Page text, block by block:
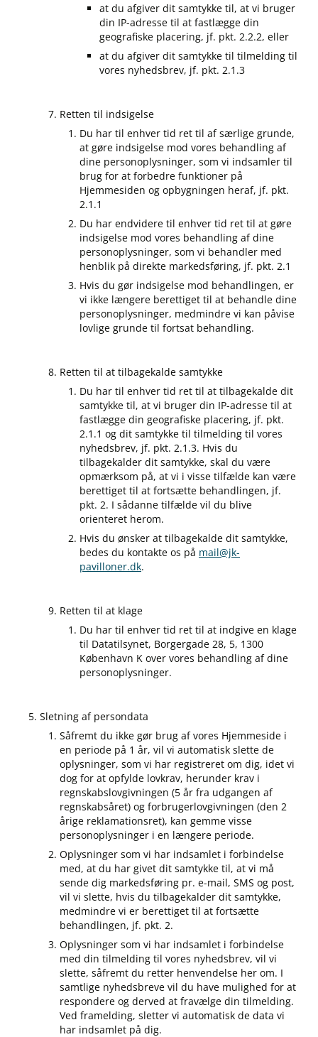
at du afgiver dit samtykke til, at vi bruger
din IP-adresse til at fastlægge din
geografiske placering, jf. pkt. 2.2.2, eller
at du afgiver dit samtykke til tilmelding til
vores nyhedsbrev, jf. pkt. 2.1.3
Retten til indsigelse
Du har til enhver tid ret til af særlige grunde,
at gøre indsigelse mod vores behandling af
dine personoplysninger, som vi indsamler til
brug for at forbedre funktioner på
Hjemmesiden og opbygningen heraf, jf. pkt.
2.1.1
Du har endvidere til enhver tid ret til at gøre
indsigelse mod vores behandling af dine
personoplysninger, som vi behandler med
henblik på direkte markedsføring, jf. pkt. 2.1
Hvis du gør indsigelse mod behandlingen, er
vi ikke længere berettiget til at behandle dine
personoplysninger, medmindre vi kan påvise
lovlige grunde til fortsat behandling.
Retten til at tilbagekalde samtykke
Du har til enhver tid ret til at tilbagekalde dit
samtykke til, at vi bruger din IP-adresse til at
fastlægge din geografiske placering, jf. pkt.
2.1.1 og dit samtykke til tilmelding til vores
nyhedsbrev, jf. pkt. 2.1.3. Hvis du
tilbagekalder dit samtykke, skal du være
opmærksom på, at vi i visse tilfælde kan være
berettiget til at fortsætte behandlingen, jf.
pkt. 2. I sådanne tilfælde vil du blive
orienteret herom.
Hvis du ønsker at tilbagekalde dit samtykke,
bedes du kontakte os på mail@jk-
pavilloner.dk.
Retten til at klage
Du har til enhver tid ret til at indgive en klage
til Datatilsynet, Borgergade 28, 5, 1300
København K over vores behandling af dine
personoplysninger.
Sletning af persondata
Såfremt du ikke gør brug af vores Hjemmeside i
en periode på 1 år, vil vi automatisk slette de
oplysninger, som vi har registreret om dig, idet vi
dog for at opfylde lovkrav, herunder krav i
regnskabslovgivningen (5 år fra udgangen af
regnskabsåret) og forbrugerlovgivningen (den 2
årige reklamationsret), kan gemme visse
personoplysninger i en længere periode.
Oplysninger som vi har indsamlet i forbindelse
med, at du har givet dit samtykke til, at vi må
sende dig markedsføring pr. e-mail, SMS og post,
vil vi slette, hvis du tilbagekalder dit samtykke,
medmindre vi er berettiget til at fortsætte
behandlingen, jf. pkt. 2.
Oplysninger som vi har indsamlet i forbindelse
med din tilmelding til vores nyhedsbrev, vil vi
slette, såfremt du retter henvendelse her om. I
samtlige nyhedsbreve vil du have mulighed for at
respondere og derved at fravælge din tilmelding.
Ved framelding, sletter vi automatisk de data vi
har indsamlet på dig.